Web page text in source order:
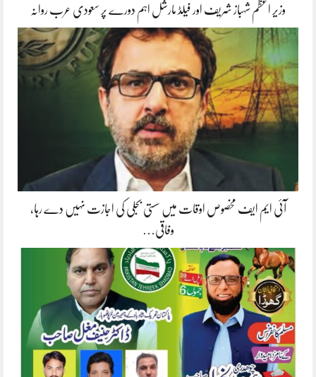
وزیر اعظم شہباز شریف اور فیلڈ مارشل اہم دورے پر سعودی عرب روانہ
آئی ایم ایف مخصوص اوقات میں سستی بجلی کی اجازت نہیں دے رہا،
وفاقی…